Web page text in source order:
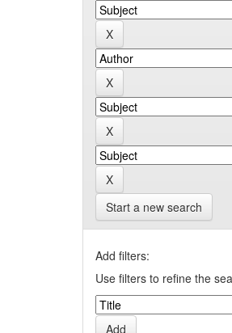
Start a new search
Add filters:
Use filters to refine the